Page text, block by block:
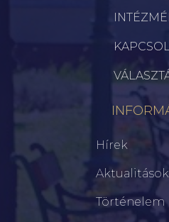
Hírek
Aktualitások
Történelem